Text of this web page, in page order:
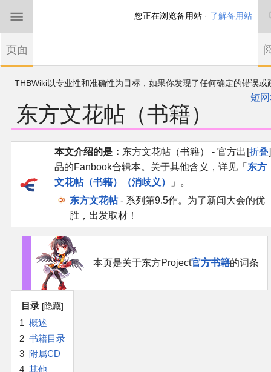
THBWiki以专业性和准确性为目标，如果你发现了任何确定的错误或
如果您是第一次来到这里，请点击右上角注册一
帐户
有任何意见、建议、求助、反馈都可以在
短
东方文花帖（书籍）
折叠
本文介绍的是： 东方文花帖（书籍） - 官方出
品的Fanbook合辑本。关于其他含义，详见「 东方
文花帖（书籍）（消歧义）
」。
东方文花帖- 系列第9.5作。为了新闻大会的优
胜，出发取材！
本页是关于东方Project官方书籍的词条
目录
1 概述
2 书籍目录
3 附属CD
4 其他
您正在浏览备用站 · 了解备用站
页面
首页
东方Project
东方同人规约
沙盒（建议使用）
加入我们
官方作品
官方游戏
官方音乐